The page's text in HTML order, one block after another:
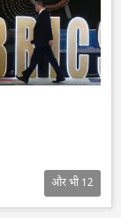
और भी12